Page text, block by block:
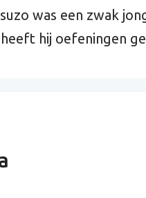
was een zwak
hij oefeningen